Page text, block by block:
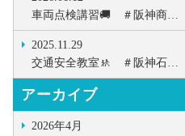
車両点検講習🚚 ＃阪神商…
2025.11.29
交通安全教室🚸 ＃阪神石…
アーカイブ
2026年4月